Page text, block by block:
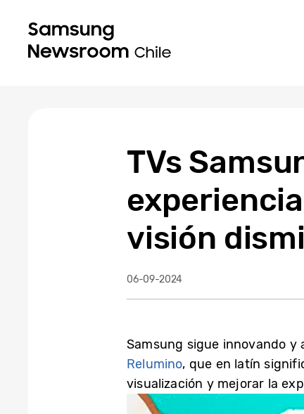
TVs
visión
06-09-2024
Samsung sigue innovando y
Relumino, que en latín
visualización y mejorar la